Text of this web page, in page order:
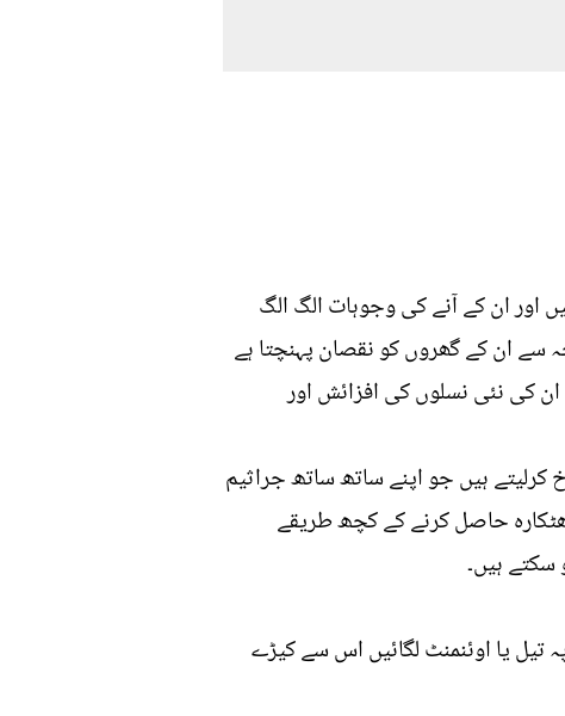
اور ان کے آنے کی وجوہات الگ الگ
سے ان کے گھروں کو نقصان پہنچتا ہے
کی نئی نسلوں کی افزائش اور
کرلیتے ہیں جو اپنے ساتھ ساتھ جراثیم
حاصل کرنے کے کچھ طریقے
ہیں۔
یا اوئنمنٹ لگائیں اس سے کیڑے